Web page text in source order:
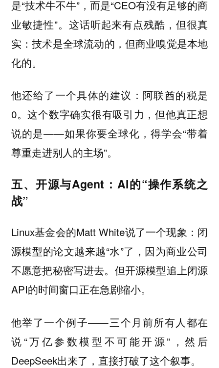
是“技术牛不牛”，而是“CEO有没有足够的商
业敏捷性”。这话听起来有点残酷，但很真
实：技术是全球流动的，但商业嗅觉是本地
化的。
他还给了一个具体的建议：阿联酋的税是
0。这个数字确实很有吸引力，但他真正想
说的是——如果你要全球化，得学会“带着
尊重走进别人的主场”。
五、开源与Agent：AI的“操作系统之
战”
Linux基金会的Matt White说了一个现象：闭
源模型的论文越来越“水”了，因为商业公司
不愿意把秘密写进去。但开源模型追上闭源
API的时间窗口正在急剧缩小。
他举了一个例子——三个月前所有人都在
说“万亿参数模型不可能开源”，然后
DeepSeek出来了，直接打破了这个叙事。